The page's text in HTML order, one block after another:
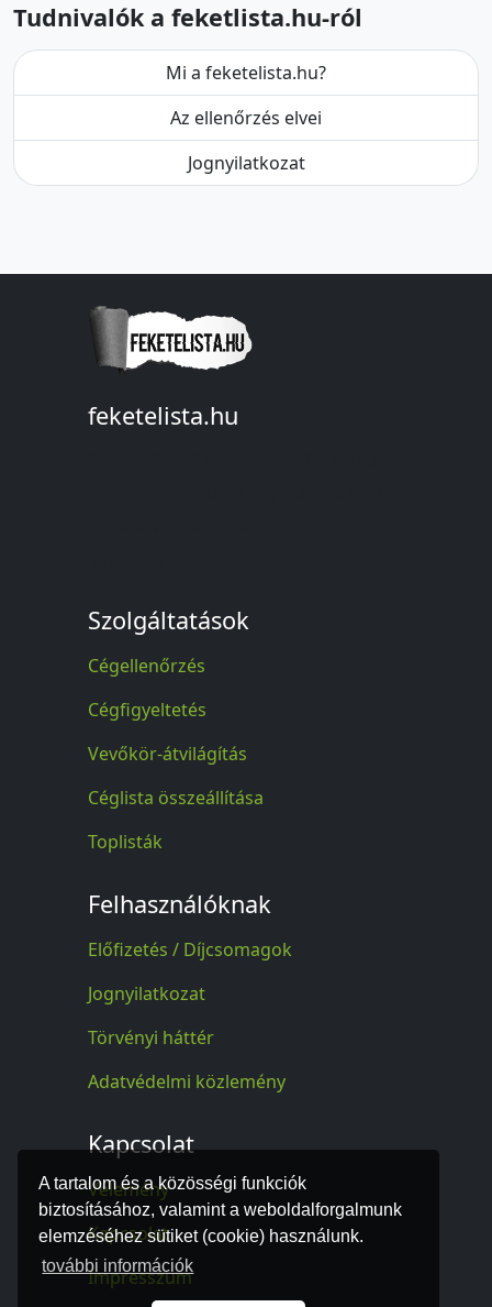
A tartalom és a közösségi funkciók
biztosításához, valamint a weboldalforgalmunk
elemzéséhez sütiket (cookie) használunk.
további információk
Tudnivalók a feketlista.hu-ról
Mi a feketelista.hu?
Az ellenőrzés elvei
Jognyilatkozat
feketelista.hu
Szolgáltatások
Cégellenőrzés
Cégfigyeltetés
Vevőkör-átvilágítás
Céglista összeállítása
Toplisták
Felhasználóknak
Előfizetés / Díjcsomagok
Jognyilatkozat
Törvényi háttér
Adatvédelmi közlemény
Kapcsolat
Vélemény
Kapcsolat
Impresszum